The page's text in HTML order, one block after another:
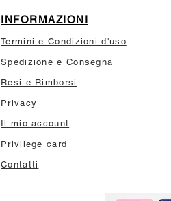
INFORMAZIONI
Termini e Condizioni d'uso
Spedizione e Consegna
Resi e Rimborsi
Privacy
Il mio account
Privilege card
Contatti